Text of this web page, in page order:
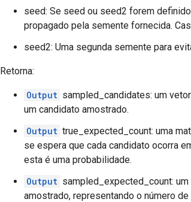
seed: Se seed ou seed2 forem
propagado pela semente fornecida.
seed2: Uma segunda semente para
Retorna:
Output sampled_candidates: um
um candidato amostrado.
Output true_expected_count: uma
se espera que cada candidato ocorra
esta é uma probabilidade.
Output sampled_expected_count:
amostrado, representando o número